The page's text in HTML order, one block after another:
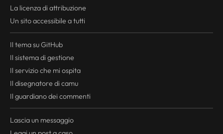
La licenza di attribuzione
Un sito accessibile a tutti
Il tema su GitHub
Il sistema di gestione
Il servizio che mi ospita
Il disegnatore di camu
Il guardiano dei commenti
Lascia un messaggio